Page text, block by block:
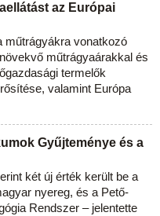
az Európai
műtrágyákra vonatkozó
műtrágyaárakkal és
termelők
valamint Európa
Gyűjteménye és a
két új érték került be a
nyereg, és a Pető-
Rendszer – jelentette